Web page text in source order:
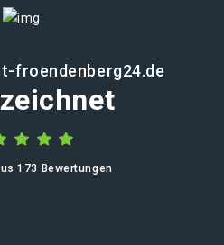
froendenberg24.de
173 Bewertungen